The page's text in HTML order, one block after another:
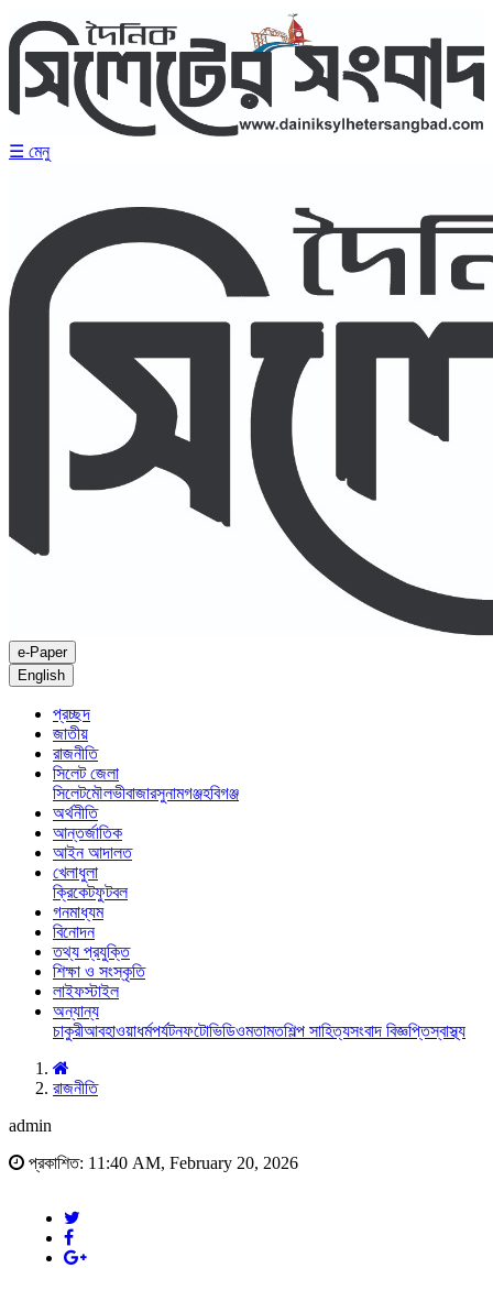
☰ মেনু
e-Paper
English
প্রচ্ছদ
জাতীয়
রাজনীতি
সিলেট জেলা
সিলেটমৌলভীবাজারসুনামগঞ্জহবিগঞ্জ
অর্থনীতি
আন্তর্জাতিক
আইন আদালত
খেলাধুলা
ক্রিকেটফুটবল
গনমাধ্যম
বিনোদন
তথ্য প্রযুক্তি
শিক্ষা ও সংস্কৃতি
লাইফস্টাইল
অন্যান্য
চাকুরীআবহাওয়াধর্মপর্যটনফটোভিডিওমতামতশিল্প সাহিত্যসংবাদ বিজ্ঞপ্তিস্বাস্থ্য
রাজনীতি
admin
প্রকাশিত: 11:40 AM, February 20, 2026